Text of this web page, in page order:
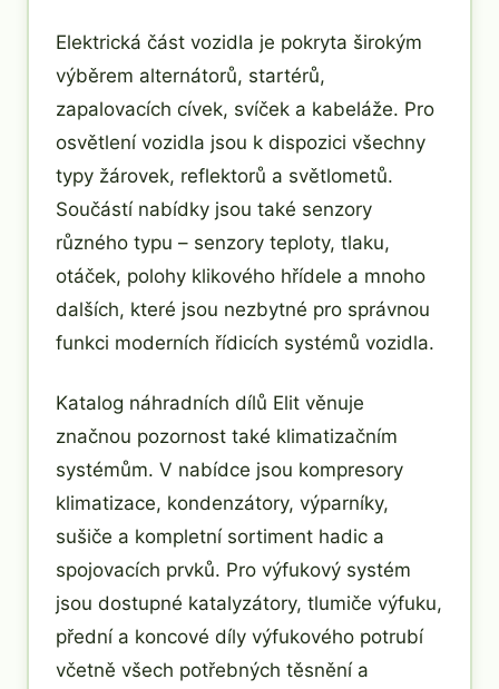
Elektrická část vozidla je pokryta širokým
výběrem alternátorů, startérů,
zapalovacích cívek, svíček a kabeláže. Pro
osvětlení vozidla jsou k dispozici všechny
typy žárovek, reflektorů a světlometů.
Součástí nabídky jsou také senzory
různého typu – senzory teploty, tlaku,
otáček, polohy klikového hřídele a mnoho
dalších, které jsou nezbytné pro správnou
funkci moderních řídicích systémů vozidla.
Katalog náhradních dílů Elit věnuje
značnou pozornost také klimatizačním
systémům. V nabídce jsou kompresory
klimatizace, kondenzátory, výparníky,
sušiče a kompletní sortiment hadic a
spojovacích prvků. Pro výfukový systém
jsou dostupné katalyzátory, tlumiče výfuku,
přední a koncové díly výfukového potrubí
včetně všech potřebných těsnění a